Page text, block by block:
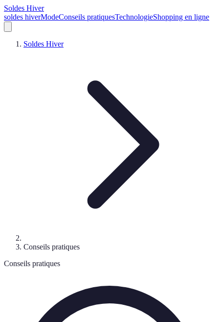
Soldes Hiver
soldes hiverModeConseils pratiquesTechnologieShopping en ligne
Soldes Hiver
Conseils pratiques
Conseils pratiques